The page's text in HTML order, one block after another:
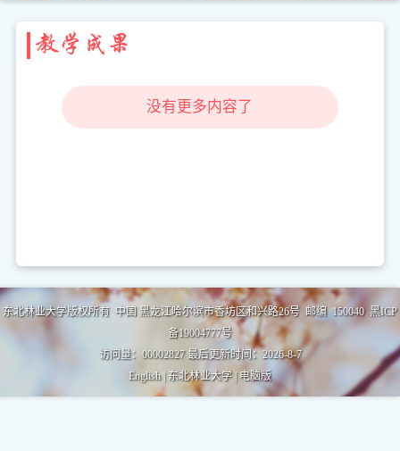
教学成果
没有更多内容了
东北林业大学版权所有 中国 黑龙江哈尔滨市香坊区和兴路26号 邮编 150040 黑ICP
备19004777号
访问量： 00002827 最后更新时间：2026-8-7
English| 东北林业大学| 电脑版